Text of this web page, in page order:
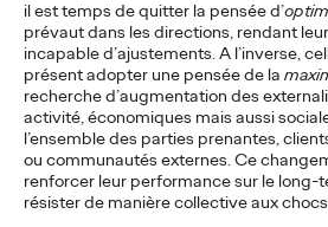
il est temps de quitter la pensée d’
prévaut dans les directions, rendant
incapable d’ajustements. A l’inverse,
présent adopter une pensée de la
recherche d’augmentation des
activité, économiques mais aussi
l’ensemble des parties prenantes,
ou communautés externes. Ce
renforcer leur performance sur le long-
résister de manière collective aux
Ogilvy Paris
Grimbergen's
account